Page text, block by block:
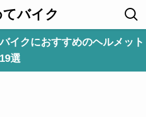
バイク
イクにおすすめのヘルメット
19選